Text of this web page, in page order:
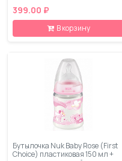
399.00 ₽
В корзину
Бутылочка Nuk Baby Rose (First
Choice) пластиковая 150 мл +